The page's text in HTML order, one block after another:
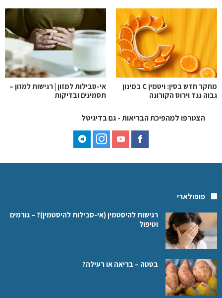
אי-סבילות למזון | רגישות למזון –
תסמינים ובדיקות
מחקר חדש בסין: ויטמין C במינון
גבוה נגד וירוס הקורונה
הצטרפו למהפיכת הבריאות - גם בדיגיטל
פופולארי
רגישות להיסטמין (אי-סבילות להיסטמין)? – גורמים
וטיפול
בטטה – בריאה או רעילה?